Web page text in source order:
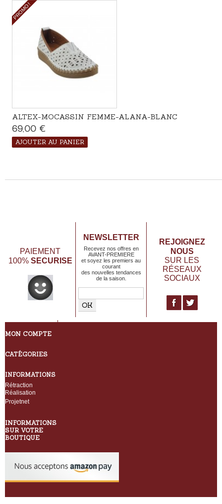
PROMO !
ALTEX-MOCASSIN FEMME-ALANA-BLANC
69,00 €
AJOUTER AU PANIER
PAIEMENT
100% SECURISE
NEWSLETTER
Recevez nos offres en
AVANT-PREMIERE
et soyez les premiers au
courant
des nouvelles tendances
de la saison.
REJOIGNEZ
NOUS
SUR LES
RÉSEAUX
SOCIAUX
MON COMPTE
CATÉGORIES
INFORMATIONS
Rétraction
Réalisation
Projetnet
INFORMATIONS
SUR VOTRE
BOUTIQUE